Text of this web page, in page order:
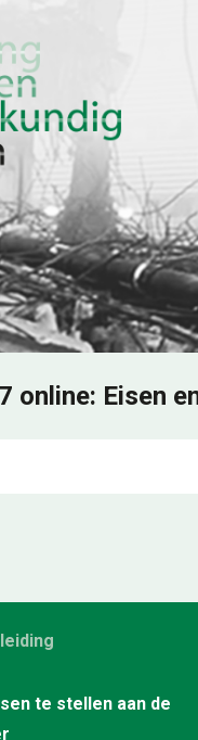
online: Eisen
te stellen aan de